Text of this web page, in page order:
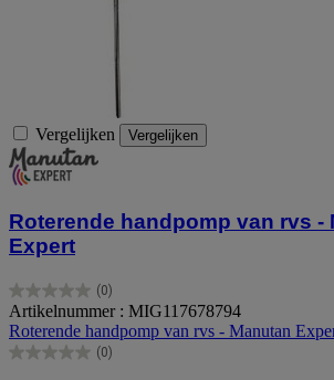
Vergelijken Vergelijken
Roterende handpomp van rvs -
Expert
(0)
0.0
van
de
5
Artikelnummer : MIG117678794
Roterende handpomp van rvs - Manutan
(0)
0.0